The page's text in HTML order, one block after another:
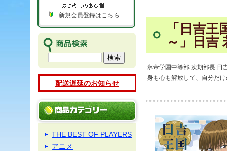
新規会員登録はこちら
配送遅延のお知らせ
THE BEST OF PLAYERS
アニメ
「日吉
～」日吉
氷帝学園中等部 次期部長 日
身も心も解放して、自分だ